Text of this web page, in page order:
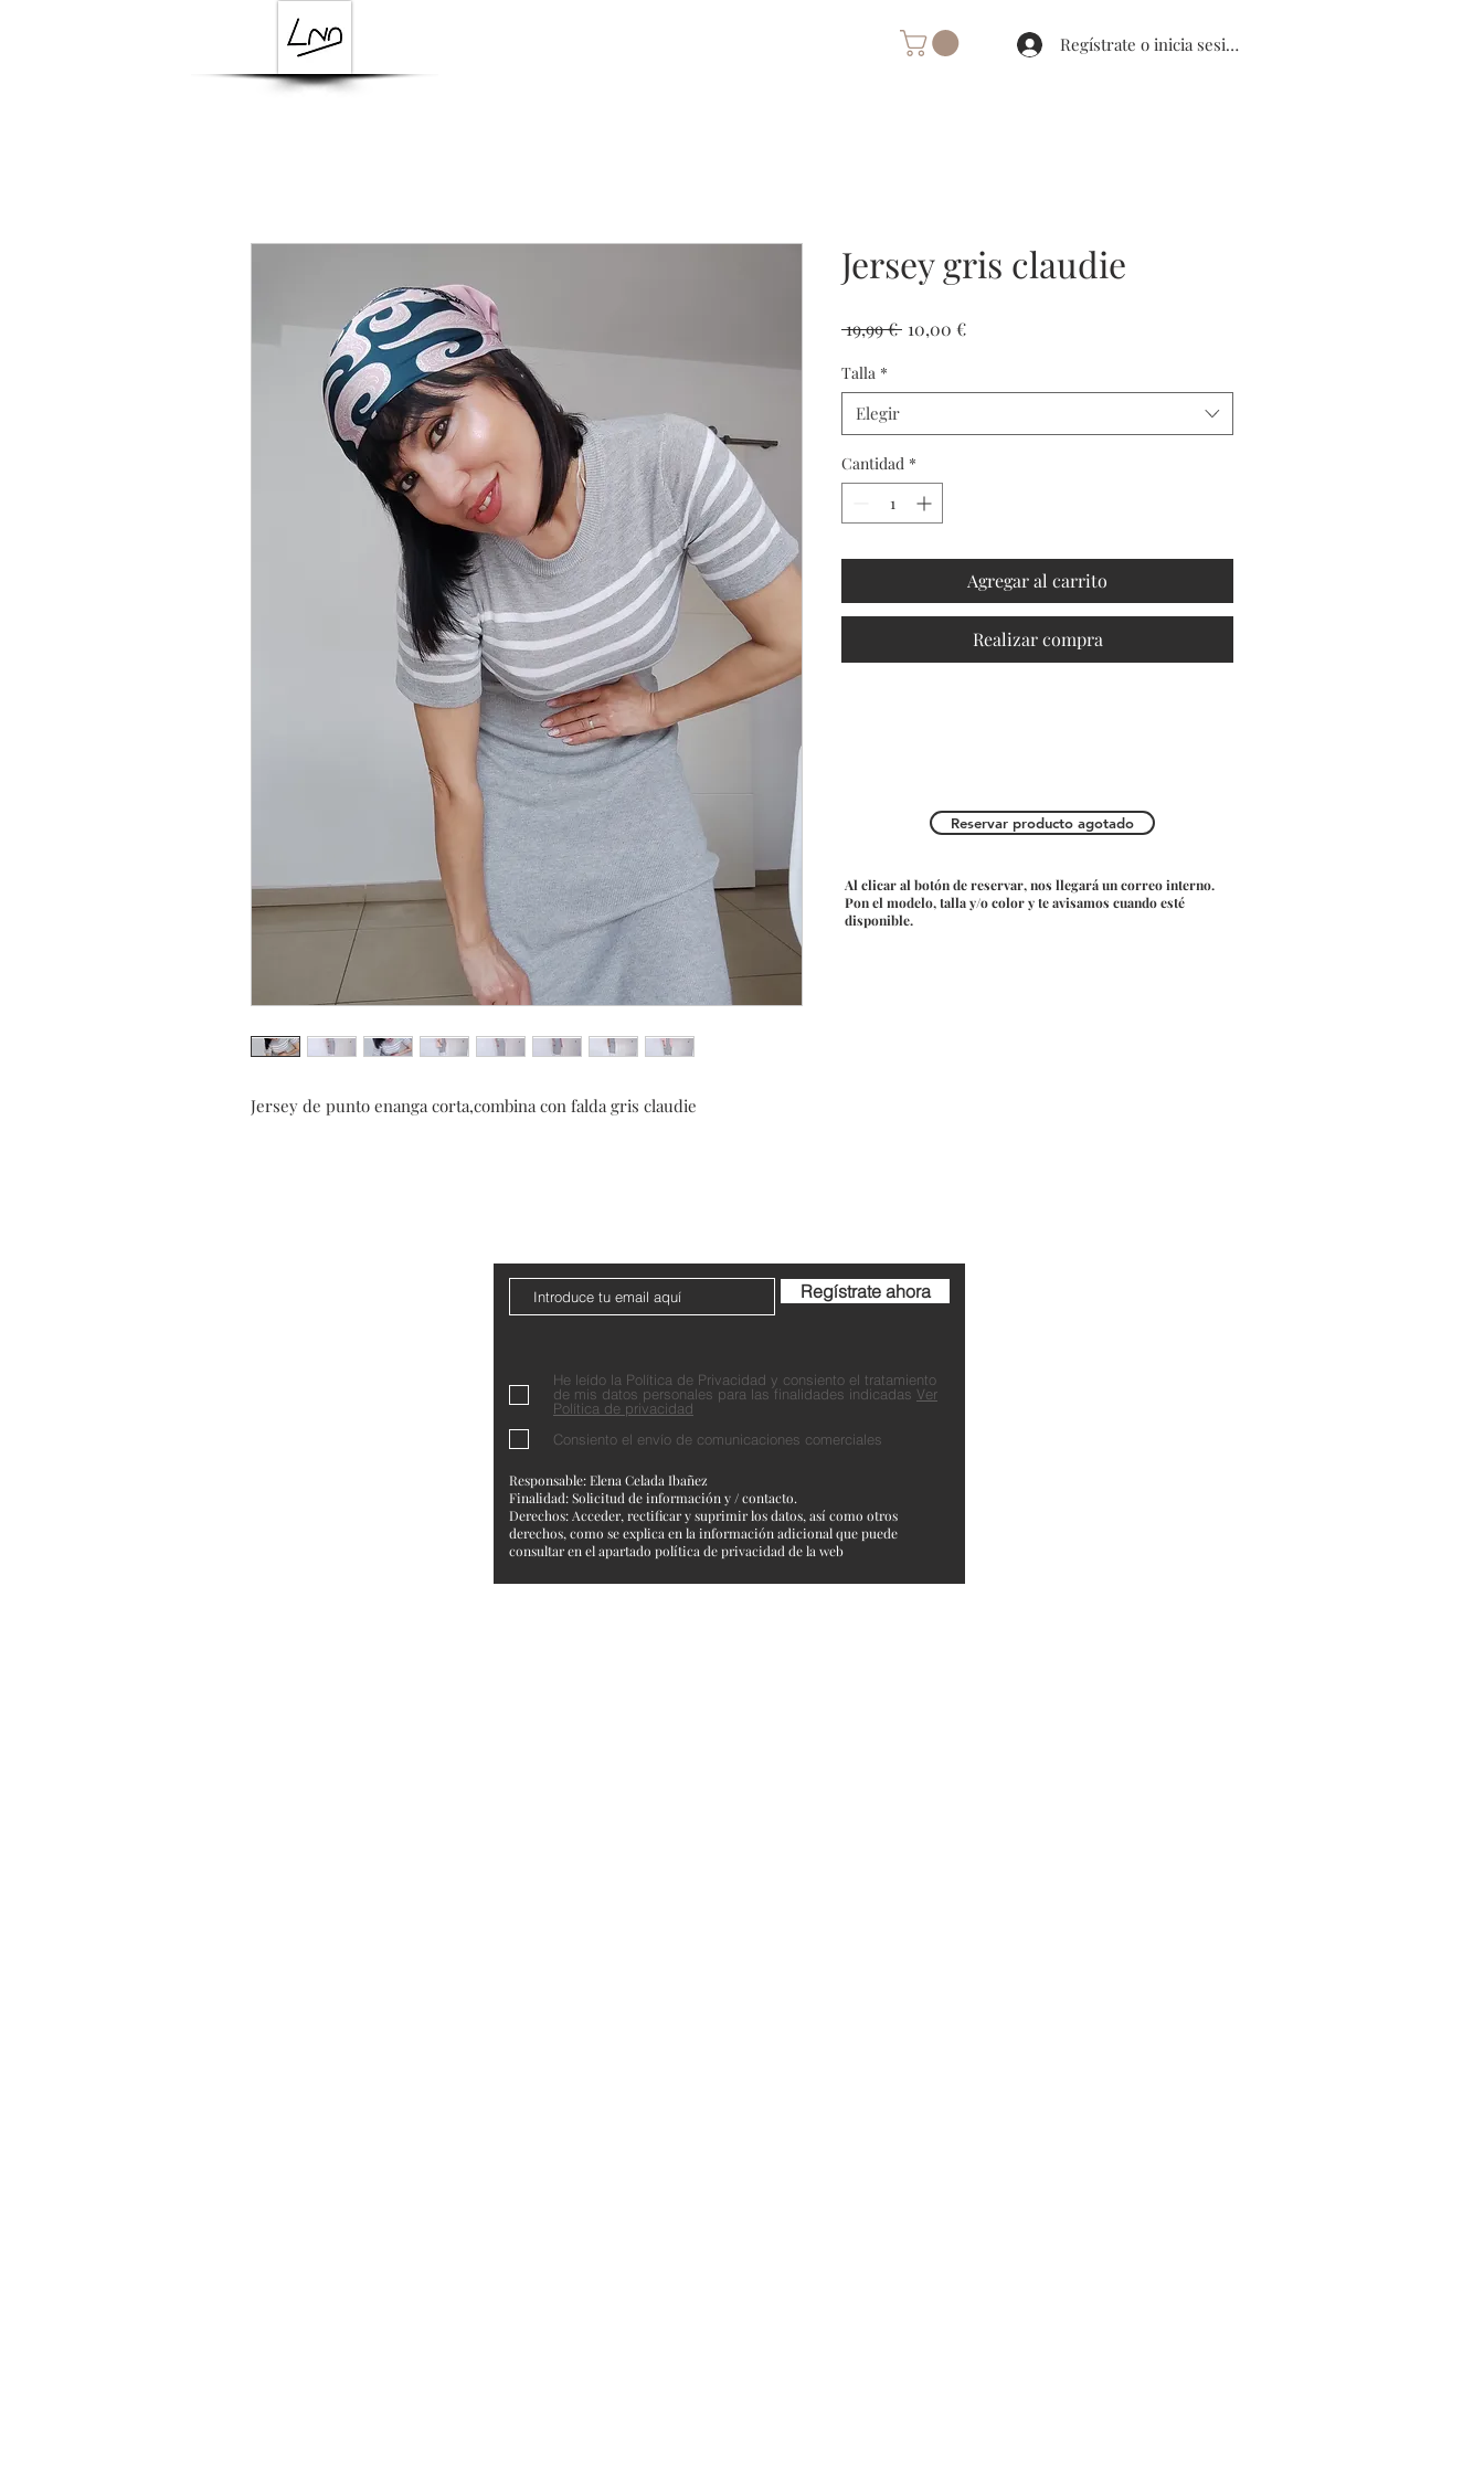
Regístrate o inicia sesión
Jersey de punto enanga corta,combina con falda gris claudie
Jersey gris claudie
19,99 € Precio
10,00 €Precio de oferta
Talla *
Elegir
Cantidad *
Agregar al carrito
Realizar compra
Reservar producto agotado
Al clicar al botón de reservar, nos llegará un correo interno.
Pon el modelo, talla y/o color y te avisamos cuando esté
disponible.
Regístrate ahora
He leído la Política de Privacidad y consiento el tratamiento
de mis datos personales para las finalidades indicadas Ver
Política de privacidad
Consiento el envío de comunicaciones comerciales
Responsable: Elena Celada Ibañez
Finalidad: Solicitud de información y / contacto.
Derechos: Acceder, rectificar y suprimir los datos, así como otros
derechos, como se explica en la información adicional que puede
consultar en el apartado política de privacidad de la web